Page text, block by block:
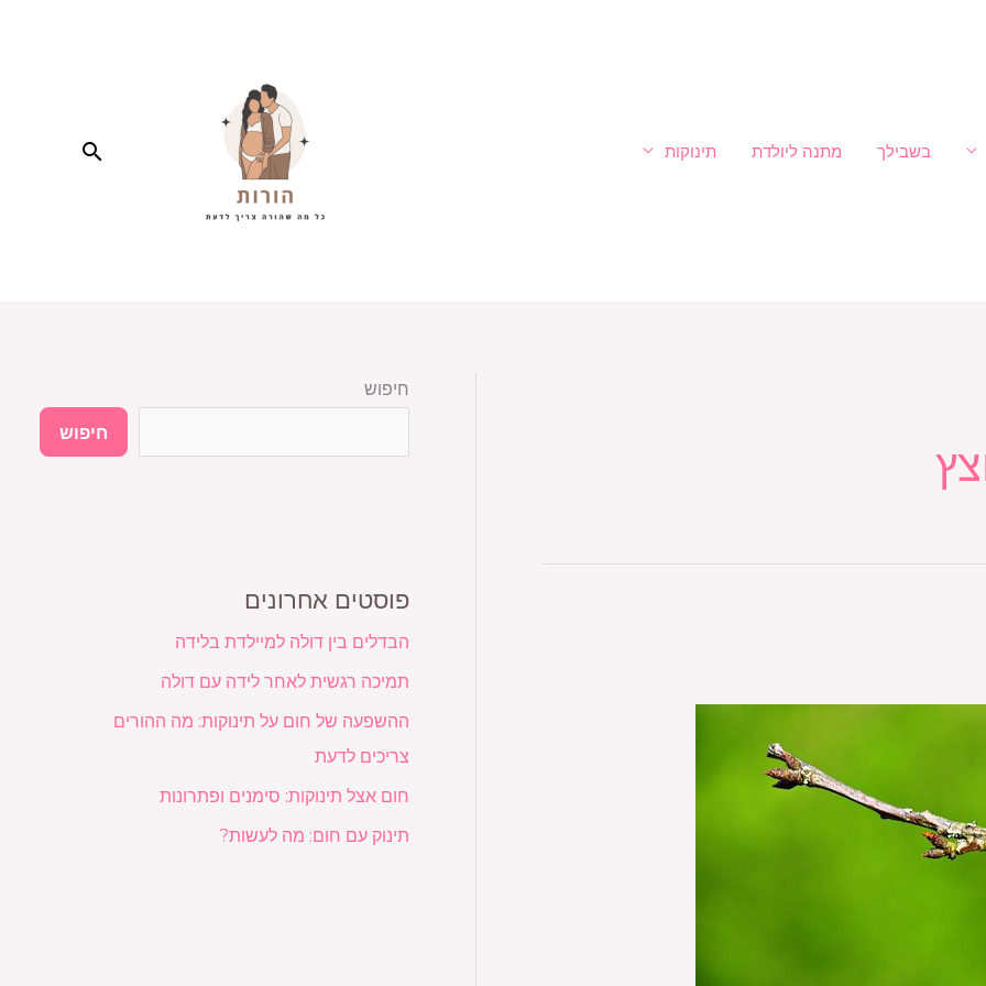
בשבילך מתנה ליולדת תינוקות חיפוש
חיפוש
חיפוש
פוסטים אחרונים
הבדלים בין דולה למיילדת בלידה
תמיכה רגשית לאחר לידה עם דולה
ההשפעה של חום על תינוקות: מה ההורים
צריכים לדעת
חום אצל תינוקות: סימנים ופתרונות
תינוק עם חום: מה לעשות?